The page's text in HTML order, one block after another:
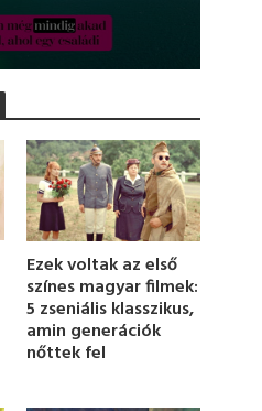
Ezek voltak az első
színes magyar filmek:
5 zseniális klasszikus,
amin generációk
nőttek fel